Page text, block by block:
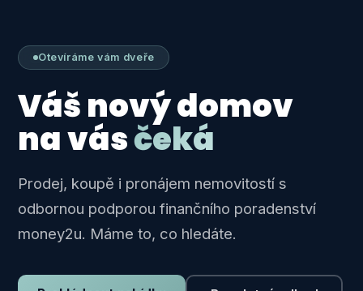
Otevíráme vám dveře
Váš nový domov
na vásčeká
Prodej, koupě i pronájem nemovitostí s
odbornou podporou finančního poradenství
money2u. Máme to, co hledáte.